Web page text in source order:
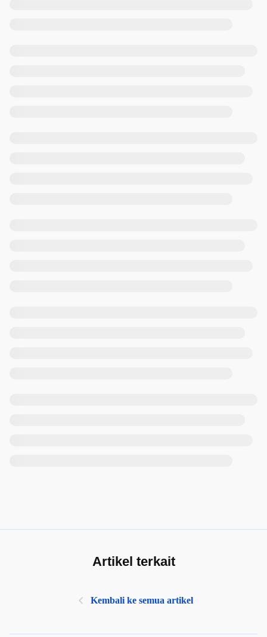
Artikel terkait
Kembali ke semua artikel